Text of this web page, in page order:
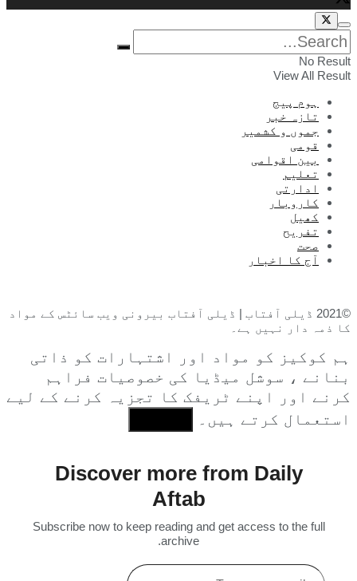
No Result
View All Result
ہوم پیج
تازہ خبر
جموں و کشمیر
قومی
بین اقوامی
تعلیم
ادارتی
کاروبار
کھیل
تفریح
صحت
آج کا اخبار
©2021 ڈیلی آفتاب | ڈیلی آفتاب بیرونی ویب سائٹس کے مواد
کا ذمہ دار نہیں ہے۔
ہم کوکیز کو مواد اور اشتہارات کو ذاتی
بنانے ، سوشل میڈیا کی خصوصیات فراہم
کرنے اور اپنے ٹریفک کا تجزیہ کرنے کے لیے
استعمال کرتے ہیں۔
Discover more from Daily
Aftab
Subscribe now to keep reading and get access to the full
archive.
Type